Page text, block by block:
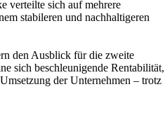
verteilte sich auf mehrere
stabileren und nachhaltigeren
den Ausblick für die zweite
sich beschleunigende Rentabilität,
der Unternehmen – trotz